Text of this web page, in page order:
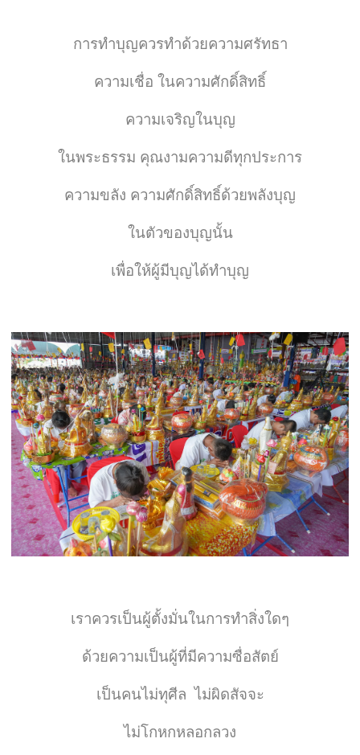
การทำบุญควรทำด้วยความศรัทธา
ความเชื่อ ในความศักดิ์สิทธิ์
ความเจริญในบุญ
ในพระธรรม คุณงามความดีทุกประการ
ความขลัง ความศักดิ์สิทธิ์ด้วยพลังบุญ
ในตัวของบุญนั้น
เพื่อให้ผู้มีบุญได้ทำบุญ
เราควรเป็นผู้ตั้งมั่นในการทำสิ่งใดๆ
ด้วยความเป็นผู้ที่มีความซื่อสัตย์
เป็นคนไม่ทุศีล ไม่ผิดสัจจะ
ไม่โกหกหลอกลวง